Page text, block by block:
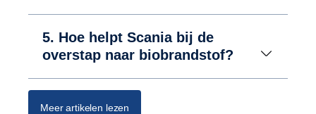
5. Hoe helpt Scania bij de
overstap naar biobrandstof?
Meer artikelen lezen